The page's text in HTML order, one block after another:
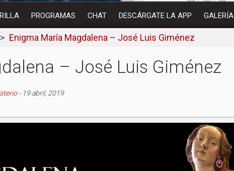
PROGRAMAS CHAT DESCÁRGATE LA APP GALERÍA
> Enigma María Magdalena – José Luis Giménez
– José Luis Giménez
- 19 abril, 2019